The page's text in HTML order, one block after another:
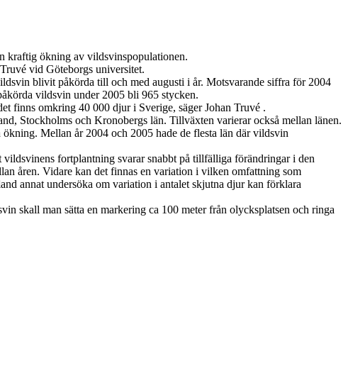
kraftig ökning av vildsvinspopulationen.
vid Göteborgs universitet.
blivit påkörda till och med augusti i år. Motsvarande siffra för 2004
vildsvin under 2005 bli 965 stycken.
finns omkring 40 000 djur i Sverige, säger Johan Truvé .
Stockholms och Kronobergs län. Tillväxten varierar också mellan länen.
Mellan år 2004 och 2005 hade de flesta län där vildsvin
fortplantning svarar snabbt på tillfälliga förändringar i den
åren. Vidare kan det finnas en variation i vilken omfattning som
annat undersöka om variation i antalet skjutna djur kan förklara
skall man sätta en markering ca 100 meter från olycksplatsen och ringa